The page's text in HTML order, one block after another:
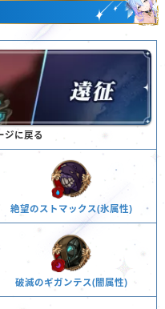
に戻る
絶望のストマックス(氷属性)
破滅のギガンテス(闇属性)